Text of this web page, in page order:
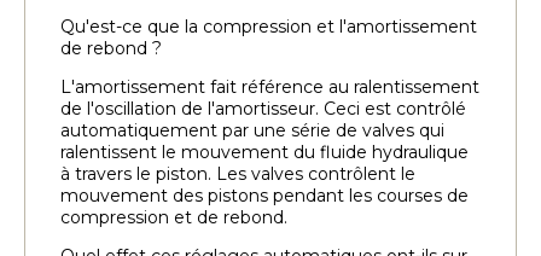
Qu'est-ce que la compression et l'amortissement
de rebond ?
L'amortissement fait référence au ralentissement
de l'oscillation de l'amortisseur. Ceci est contrôlé
automatiquement par une série de valves qui
ralentissent le mouvement du fluide hydraulique
à travers le piston. Les valves contrôlent le
mouvement des pistons pendant les courses de
compression et de rebond.